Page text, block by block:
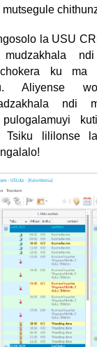
la USU
ku ma
Aliyense
ndi
Tsiku lililonse